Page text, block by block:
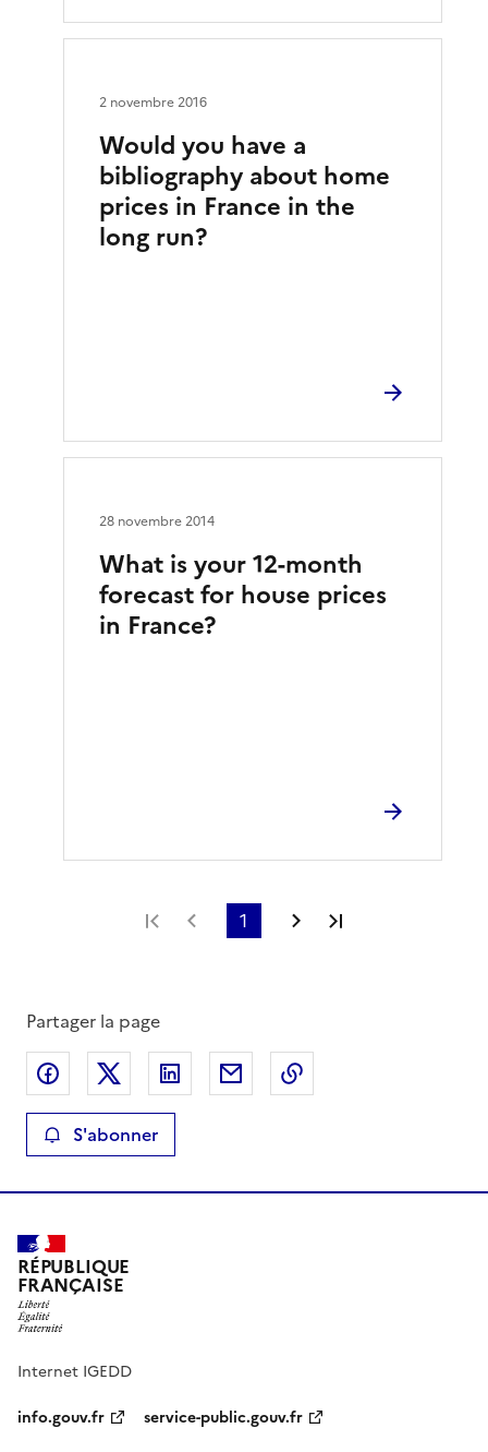
Would you have a
bibliography about home
prices in France in the
long run?
2 novembre 2016
What is your 12-month
forecast for house prices
in France?
28 novembre 2014
Première page
Page précédente
1 Page suivante
Partager la page
Partager sur Facebook
Partager sur XPartager sur LinkedIn
Partager par email
S'abonner
RÉPUBLIQUE
FRANÇAISE
Internet IGEDD
info.gouv.fr
service-public.gouv.fr